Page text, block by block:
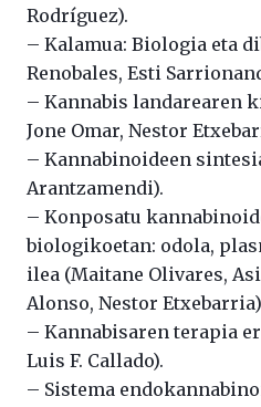
Rodríguez).
– Kalamua: Biologia eta
Renobales, Esti
– Kannabis landarearen
Jone Omar, Nestor
– Kannabinoideen
Arantzamendi).
– Konposatu
biologikoetan: odola,
ilea (Maitane Olivares,
Alonso, Nestor
– Kannabisaren terapia
Luis F. Callado).
– Sistema